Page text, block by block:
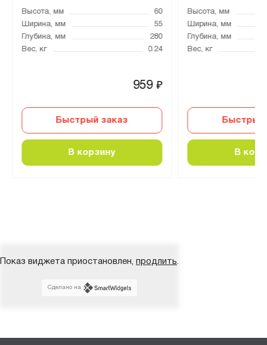
Высота, мм
60
Ширина, мм
55
Глубина, мм
280
Вес, кг
0.24
959₽
Быстрый заказ
В корзину
Высота, мм
Ширина, мм
Глубина, мм
Вес, кг
Быстрый
В
Показ виджета приостановлен, продлить.
Сделано на